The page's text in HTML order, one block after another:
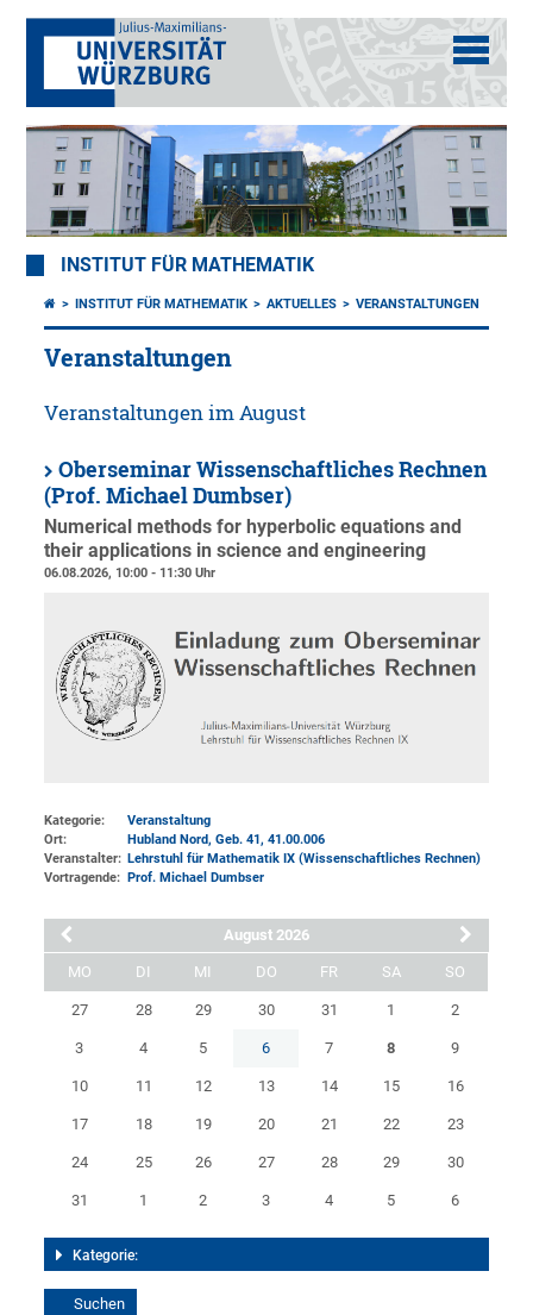
INSTITUT FÜR MATHEMATIK
INSTITUT FÜR MATHEMATIK AKTUELLES VERANSTALTUNGEN
Veranstaltungen
Veranstaltungen im August
Oberseminar Wissenschaftliches Rechnen
(Prof. Michael Dumbser)
Numerical methods for hyperbolic equations and
their applications in science and engineering
06.08.2026, 10:00 - 11:30 Uhr
Kategorie:
Veranstaltung
Ort:
Hubland Nord, Geb. 41, 41.00.006
Veranstalter: Lehrstuhl für Mathematik IX (Wissenschaftliches Rechnen)
Vortragende: Prof. Michael Dumbser
August 2026
MO DI MI DO FR SA SO
27 28 29 30 31 1 2
3 4 5 6 7 8 9
10 11 12 13 14 15 16
17 18 19 20 21 22 23
24 25 26 27 28 29 30
31 1 2 3 4 5 6
Kategorie: